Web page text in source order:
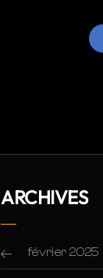
ARCHIVES
février 2025